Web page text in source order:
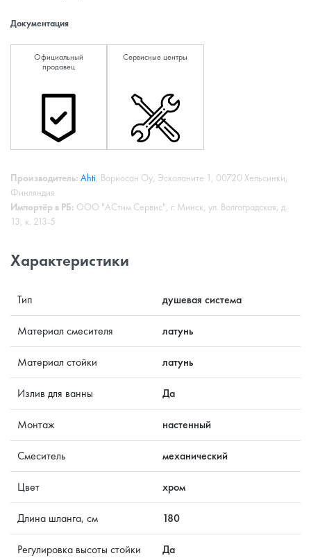
Документация
Официальный
продавец
Сервисные центры
Производитель: Ahti, Вариосан Оу, Эсколаните 1, 00720 Хельсинки,
Финляндия
Импортёр в РБ: ООО "АСтим Сервис", г. Минск, ул. Волгоградская, д.
13, к. 213-5
Характеристики
Тип душевая система
Материал смесителя латунь
Материал стойки латунь
Излив для ванны Да
Монтаж настенный
Смеситель механический
Цвет хром
Длина шланга, см 180
Регулировка высоты стойки Да